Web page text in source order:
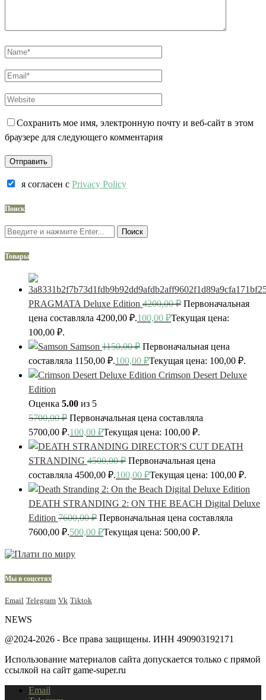
Сохранить мое имя, электронную почту и веб-сайт в этом
браузере для следующего комментария
я согласен c Privacy Policy
Поиск
Поиск
Товары
PRAGMATA Deluxe Edition 4200,00₽ Первоначальная
цена составляла 4200,00 ₽.100,00 ₽Текущая цена:
100,00 ₽.
Samson 1150,00₽ Первоначальная цена
составляла 1150,00 ₽.100,00 ₽Текущая цена: 100,00 ₽.
Crimson Desert Deluxe
Edition
Оценка 5.00 из 5
5700,00₽ Первоначальная цена составляла
5700,00 ₽.100,00 ₽Текущая цена: 100,00 ₽.
DEATH
STRANDING 4500,00₽ Первоначальная цена
составляла 4500,00 ₽.100,00 ₽Текущая цена: 100,00 ₽.
DEATH STRANDING 2: ON THE BEACH Digital Deluxe
Edition 7600,00₽ Первоначальная цена составляла
7600,00 ₽.500,00 ₽Текущая цена: 500,00 ₽.
Мы в соцсетях
Email Telegram Vk Tiktok
NEWS
@2024-2026 - Все права защищены. ИНН 490903192171
Использование материалов сайта допускается только с прямой
ссылкой на сайт game-super.ru
Email